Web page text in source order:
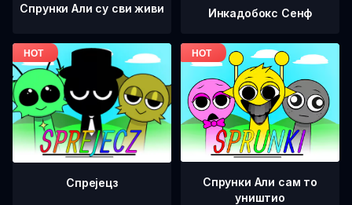
Спрунки Али су сви живи Инкадобокс Сенф
Спрејецз
Спрунки Али сам то
уништио